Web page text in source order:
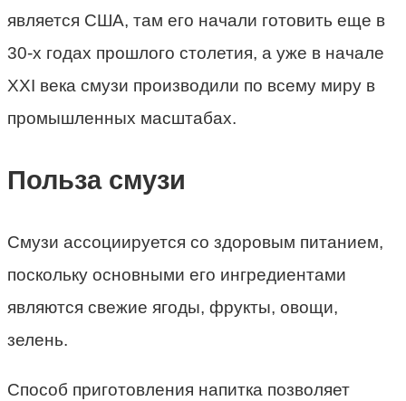
является США, там его начали готовить еще в
30-х годах прошлого столетия, а уже в начале
XXI века смузи производили по всему миру в
промышленных масштабах.
Польза смузи
Смузи ассоциируется со здоровым питанием,
поскольку основными его ингредиентами
являются свежие ягоды, фрукты, овощи,
зелень.
Способ приготовления напитка позволяет